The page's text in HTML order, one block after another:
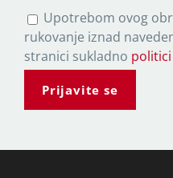
l
e
a
Upotrebom ovog
rukovanje iznad
stranici sukladno